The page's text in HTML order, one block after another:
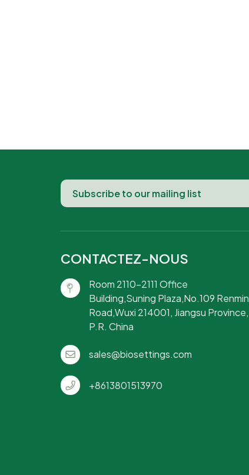
CONTACTEZ-NOUS
Room 2110-2111 Office
Building,Suning Plaza,No.109 Renmin
Road,Wuxi 214001, Jiangsu Province,
P.R. China
sales@biosettings.com
+8613801513970